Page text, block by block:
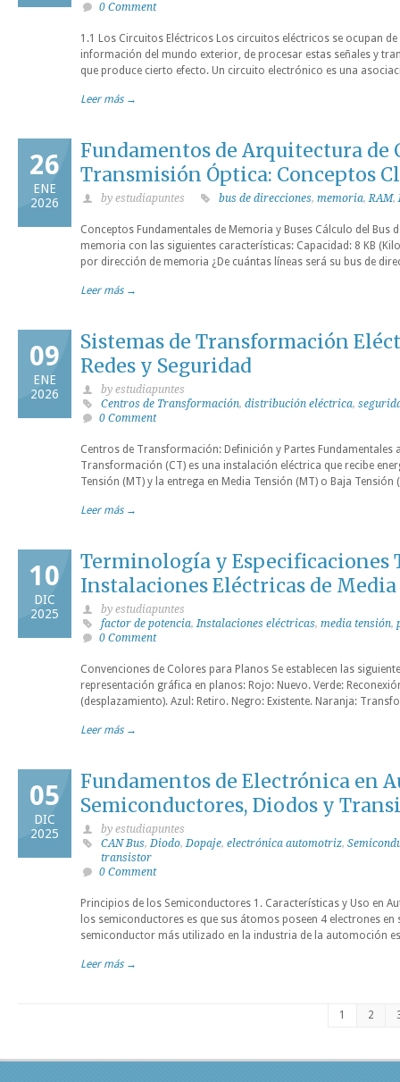
0 Comment
1.1 Los Circuitos Eléctricos Los circuitos eléctricos se ocupan
información del mundo exterior, de procesar estas señales y
que produce cierto efecto. Un circuito electrónico es una
Leer más →
26
ENE
2026
Fundamentos de Arquitectura de
Transmisión Óptica: Conceptos
by estudiapuntes bus de direcciones, memoria,RAM,
Conceptos Fundamentales de Memoria y Buses Cálculo del Bus
memoria con las siguientes características: Capacidad: 8 KB
por dirección de memoria ¿De cuántas líneas será su bus de
Leer más →
09
ENE
2026
Sistemas de Transformación
Redes y Seguridad
by estudiapuntes
Centros de Transformación, distribución eléctrica,
0 Comment
Centros de Transformación: Definición y Partes Fundamentales
Transformación (CT) es una instalación eléctrica que recibe
Tensión (MT) y la entrega en Media Tensión (MT) o Baja
Leer más →
10
DIC
2025
Terminología y Especificaciones
Instalaciones Eléctricas de
by estudiapuntes
factor de potencia,Instalaciones eléctricas, media tensión,
0 Comment
Convenciones de Colores para Planos Se establecen las
representación gráfica en planos: Rojo: Nuevo. Verde:
(desplazamiento). Azul: Retiro. Negro: Existente. Naranja:
Leer más →
05
DIC
2025
Fundamentos de Electrónica en
Semiconductores, Diodos y
by estudiapuntes
CAN Bus,Diodo,Dopaje, electrónica automotriz,
transistor
0 Comment
Principios de los Semiconductores 1. Características y Uso en
los semiconductores es que sus átomos poseen 4 electrones en
semiconductor más utilizado en la industria de la automoción es
Leer más →
1 2